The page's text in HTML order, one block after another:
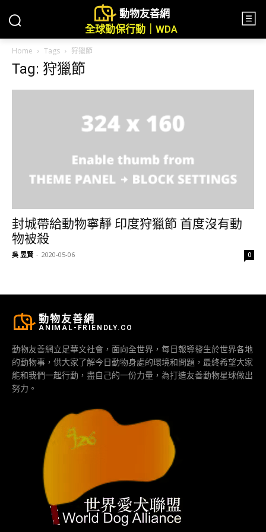
動物友善網
全球動保行動｜WDA
Home Tags 狩獵節
Tag: 狩獵節
封城帶給動物寧靜 印度狩獵節 首度沒有動
物被殺
吳 昱賢 - 2020-05-06 0
動物友善網
ANIMAL-FRIENDLY.CO
動物友善網立足華文社會，面向全世界，每日報導發生於世界各地
的動物事，供大家了解今日動物身處的環境和問題，最終希望大家
能和我們一起行動，盡自己的一份力量，為打造友善動物星球做出
努力。